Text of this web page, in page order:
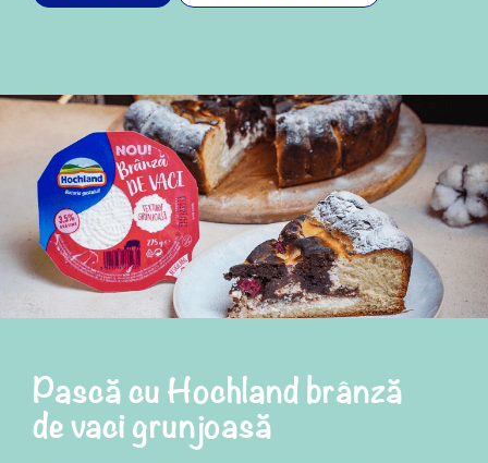
Pască cu Hochland brânză
de vaci grunjoasă